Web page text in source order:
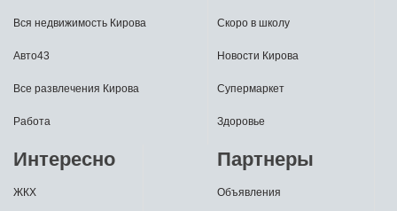
Вся недвижимость Кирова
Авто43
Все развлечения Кирова
Работа
Скоро в школу
Новости Кирова
Супермаркет
Здоровье
Интересно
ЖКХ
Партнеры
Объявления